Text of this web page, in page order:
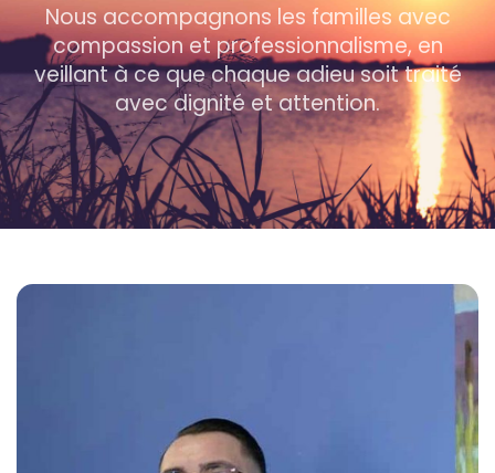
Nous accompagnons les familles avec
compassion et professionnalisme, en
veillant à ce que chaque adieu soit traité
avec dignité et attention.